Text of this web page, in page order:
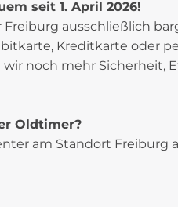
seit 1. April 2026!
ausschließlich
Kreditkarte oder
noch mehr Sicherheit,
Oldtimer?
am Standort Freiburg